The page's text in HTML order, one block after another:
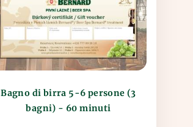
Bagno di birra 5-6 persone (3
bagni) - 60 minuti